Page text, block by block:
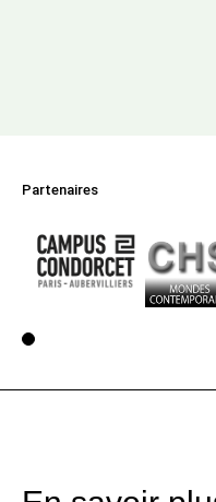
Partenaires
Voir la page 1